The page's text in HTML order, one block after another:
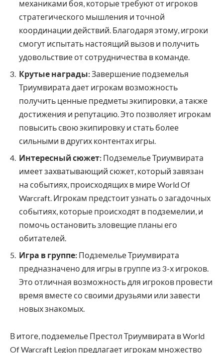
механиками боя, которые требуют от игроков
стратегического мышления и точной
координации действий. Благодаря этому, игроки
смогут испытать настоящий вызов и получить
удовольствие от сотрудничества в команде.
Крутые награды:Завершение подземелья
Триумвирата дает игрокам возможность
получить ценные предметы экипировки, а также
достижения и репутацию. Это позволяет игрокам
повысить свою экипировку и стать более
сильными в других контентах игры.
Интересный сюжет: Подземелье Триумвирата
имеет захватывающий сюжет, который завязан
на событиях, происходящих в мире World Of
Warcraft. Игрокам предстоит узнать о загадочных
событиях, которые происходят в подземелии, и
помочь остановить зловещие планы его
обитателей.
Игра в группе: Подземелье Триумвирата
предназначено для игры в группе из 3-х игроков.
Это отличная возможность для игроков провести
время вместе со своими друзьями или завести
новых знакомых.
В итоге, подземелье Престол Триумвирата в World
Of Warcraft Legion предлагает игрокам множество